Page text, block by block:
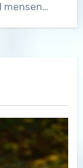
mensen…